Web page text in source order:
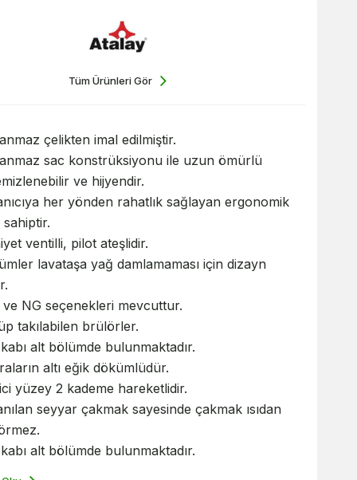
Tüm Ürünleri Gör
çelikten imal edilmiştir.
sac konstrüksiyonu ile uzun ömürlü
ve hijyendir.
her yönden rahatlık sağlayan ergonomik
ventilli, pilot ateşlidir.
lavataşa yağ damlamaması için dizayn
ve NG seçenekleri mevcuttur.
takılabilen brülörler.
alt bölümde bulunmaktadır.
altı eğik dökümlüdür.
yüzey 2 kademe hareketlidir.
seyyar çakmak sayesinde çakmak ısıdan
alt bölümde bulunmaktadır.